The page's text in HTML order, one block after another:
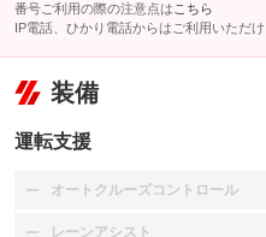
番号ご利用の際の注意点は こちら
IP電話、ひかり電話からはご利用いただけ
装備
運転支援
オートクルーズコントロール
：装備なし
レーンアシスト